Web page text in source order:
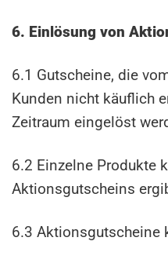
6. Einlösung von
6.1 Gutscheine, die
Kunden nicht käuflich
Zeitraum eingelöst
6.2 Einzelne Produkte
Aktionsgutscheins
6.3 Aktionsgutscheine